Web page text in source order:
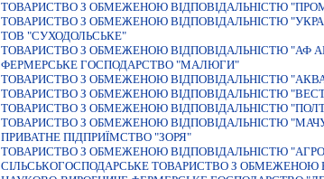
ТОВАРИСТВО З ОБМЕЖЕНОЮ ВІДПОВІДАЛЬНІСТЮ
ТОВАРИСТВО З ОБМЕЖЕНОЮ ВIДПОВIДАЛЬНIСТЮ
ТОВ "СУХОДОЛЬСЬКЕ"
ТОВАРИСТВО З ОБМЕЖЕНОЮ ВIДПОВIДАЛЬНIСТЮ "АФ
ФЕРМЕРСЬКЕ ГОСПОДАРСТВО "МАЛЮГИ"
ТОВАРИСТВО З ОБМЕЖЕНОЮ ВIДПОВIДАЛЬНIСТЮ
ТОВАРИСТВО З ОБМЕЖЕНОЮ ВIДПОВIДАЛЬНIСТЮ
ТОВАРИСТВО З ОБМЕЖЕНОЮ ВIДПОВIДАЛЬНIСТЮ
ТОВАРИСТВО З ОБМЕЖЕНОЮ ВІДПОВІДАЛЬНІСТЮ
ПРИВАТНЕ ПIДПРИЇМСТВО "ЗОРЯ"
ТОВАРИСТВО З ОБМЕЖЕНОЮ ВIДПОВIДАЛЬНIСТЮ
СIЛЬСЬКОГОСПОДАРСЬКЕ ТОВАРИСТВО З